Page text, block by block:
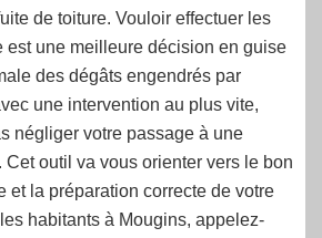
de toiture. Vouloir effectuer les
est une meilleure décision en guise
des dégâts engendrés par
une intervention au plus vite,
négliger votre passage à une
outil va vous orienter vers le bon
et la préparation correcte de votre
habitants à Mougins, appelez-